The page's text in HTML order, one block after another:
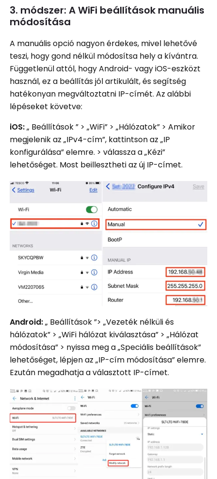
3. módszer: A WiFi beállítások manuális
módosítása
A manuális opció nagyon érdekes, mivel lehetővé
teszi, hogy gond nélkül módosítsa hely a kívántra.
Függetlenül attól, hogy Android- vagy iOS-eszközt
használ, ez a beállítás jól artikulált, és segítség
hatékonyan megváltoztatni IP-címét. Az alábbi
lépéseket követve:
iOS:„ Beállítások ” > „WiFi” > „Hálózatok” > Amikor
megjelenik az „IPv4-cím”, kattintson az „IP
konfigurálása” elemre. > válassza a „Kézi”
lehetőséget. Most beillesztheti az új IP-címet.
Android:„ Beállítások ”> „Vezeték nélküli és
hálózatok” > „WiFi hálózat kiválasztása” > „Hálózat
módosítása” > nyissa meg a „Speciális beállítások”
lehetőséget, lépjen az „IP-cím módosítása” elemre.
Ezután megadhatja a választott IP-címet.